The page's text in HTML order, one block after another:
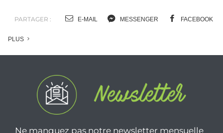
PARTAGER : E-MAIL MESSENGER FACEBOOK
PLUS
Ne manquez pas notre newsletter mensuelle